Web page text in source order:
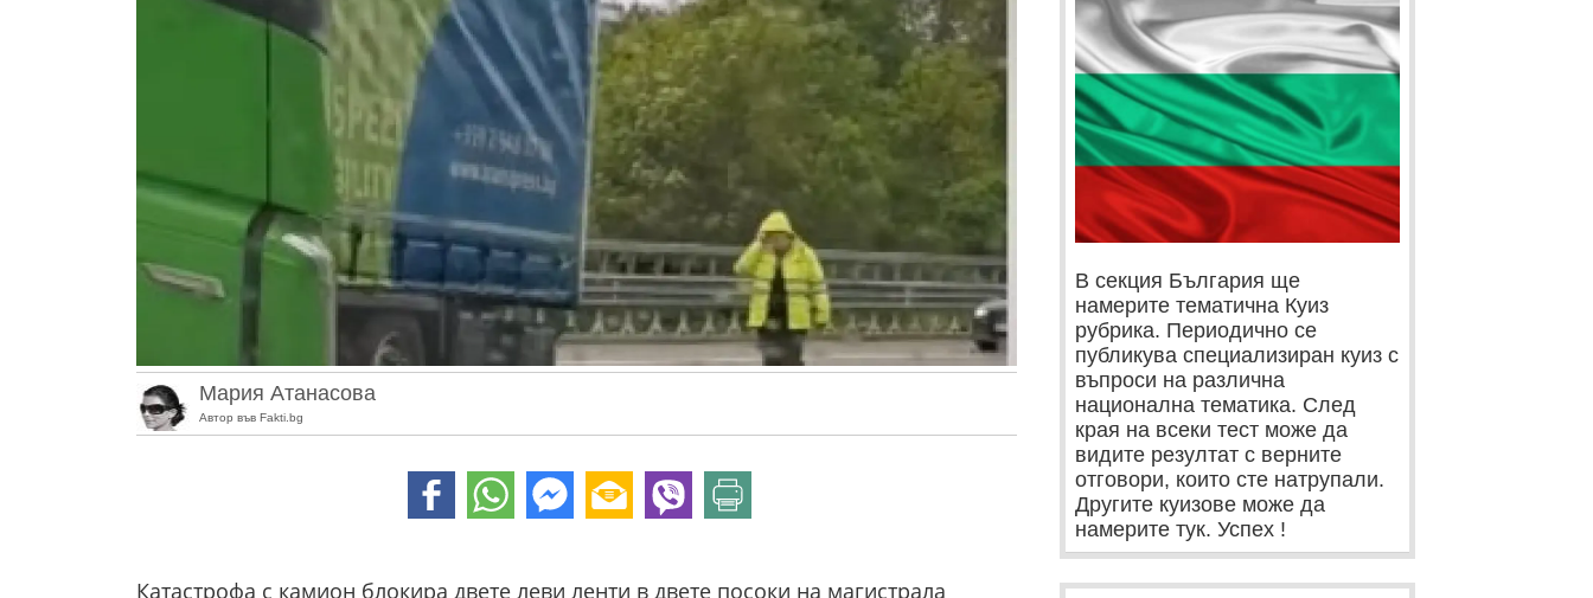
Мария Атанасова
Автор във Fakti.bg
Катастрофа с камион блокира двете леви ленти в двете посоки на магистрала
В секция България ще
намерите тематична Куиз
рубрика. Периодично се
публикува специализиран куиз с
въпроси на различна
национална тематика. След
края на всеки тест може да
видите резултат с верните
отговори, които сте натрупали.
Другите куизове може да
намерите тук. Успех !